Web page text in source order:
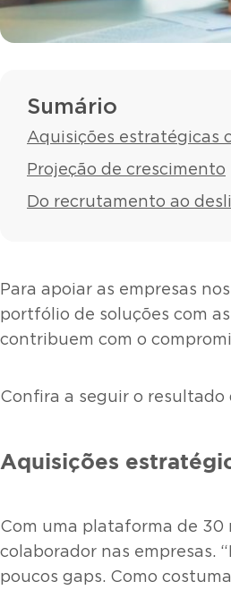
Sumário
Aquisições estratégicas
Projeção de crescimento
Do recrutamento ao
Para apoiar as empresas
portfólio de soluções com
contribuem com o
Confira a seguir o
Aquisições
Com uma plataforma de 30
colaborador nas empresas.
poucos gaps. Como